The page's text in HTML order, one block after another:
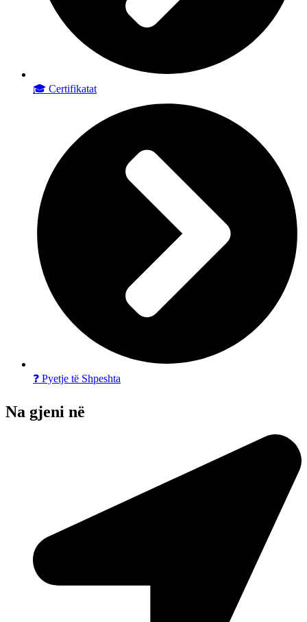
🎓 Certifikatat
❓ Pyetje të Shpeshta
Na gjeni në